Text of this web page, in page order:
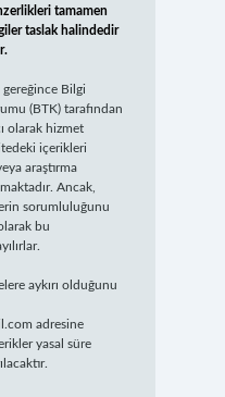
tamamen
taslak halindedir
gereğince Bilgi
(BTK) tarafından
olarak hizmet
içerikleri
araştırma
Ancak,
sorumluluğunu
bu
aykırı olduğunu
adresine
yasal süre